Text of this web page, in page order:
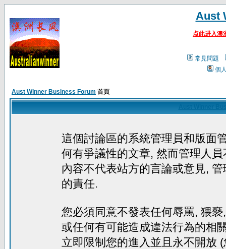
Aust
点此进入澳
常見問題
個
Aust Winner Business Forum 首頁
這個討論區的系統管理員和版面
何有爭議性的文章, 然而管理人
內容不代表站方的言論或意見,
的責任.
您必須同意不發表任何辱罵, 猥
或任何有可能造成違法行為的相
立即限制您的進入並且永不開放